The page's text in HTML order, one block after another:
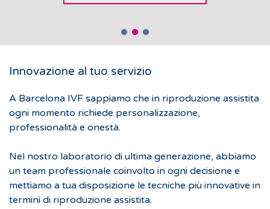
PARLACI DEL TUO CASO
PARLACI DEL TUO CASO
Innovazione al tuo servizio
A Barcelona IVF sappiamo che in riproduzione assistita
ogni momento richiede personalizzazione,
professionalità e onestà.
Nel nostro laboratorio di ultima generazione, abbiamo
un team professionale coinvolto in ogni decisione e
mettiamo a tua disposizione le tecniche più innovative in
termini di riproduzione assistita.